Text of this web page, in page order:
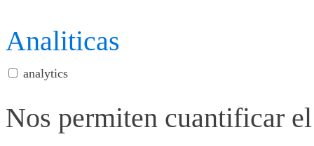
Analiticas
analytics
Nos permiten cuantificar